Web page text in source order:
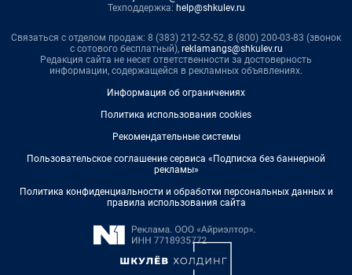
Техподдержка: help@shkulev.ru
Связаться с отделом продаж: 8 (383) 212-52-52, 8 (800) 200-03-83 (звонок
с сотового бесплатный), reklamangs@shkulev.ru
Редакция сайта не несет ответственности за достоверность
информации, содержащейся в рекламных объявлениях.
Информация об ограничениях
Политика использования cookies
Рекомендательные системы
Пользовательское соглашение сервиса «Подписка без баннерной
рекламы»
Политика конфиденциальности и обработки персональных данных и
правила использования сайта